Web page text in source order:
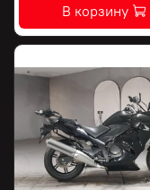
В корзину